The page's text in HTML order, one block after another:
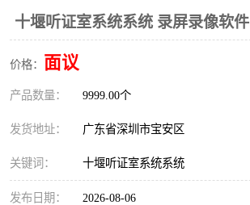
十堰听证室系统系统 录屏录像软件
价格： 面议
产品数量： 9999.00个
发货地址： 广东省深圳市宝安区
关键词： 十堰听证室系统系统
发布日期： 2026-08-06